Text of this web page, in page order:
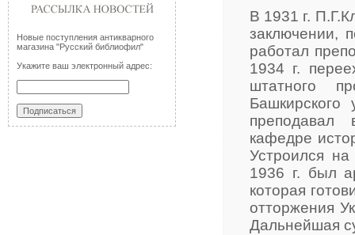
Новые поступления антикварного
магазина "Русский библиофил"
Укажите ваш электронный адрес:
В 1931 г.
заключении,
работал
1934 г.
штатного
преподавал
кафедре
Устроился
1936 г. был
которая
отторжения
Дальнейшая